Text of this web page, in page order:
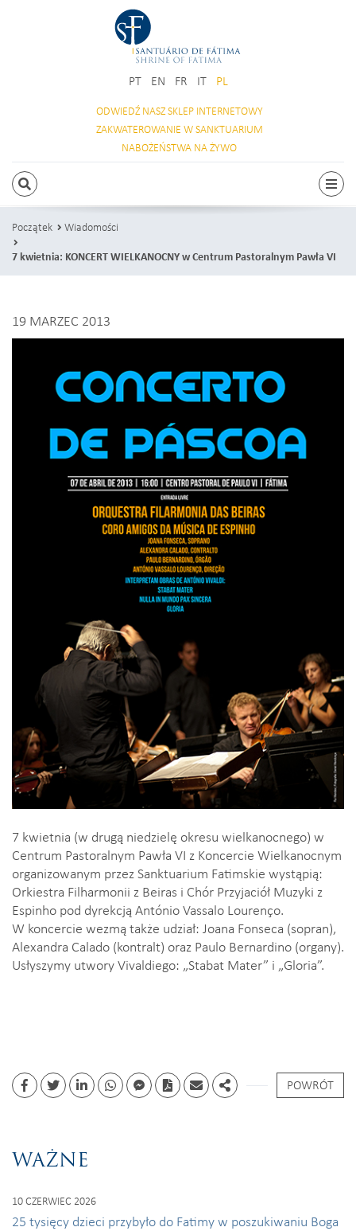
PT EN FR IT PL
ODWIEDŹ NASZSKLEP INTERNETOWY
ZAKWATEROWANIE W SANKTUARIUM
NABOŻEŃSTWA NA ŻYWO
SZUKAJ
Początek
Wiadomości
7 kwietnia: KONCERT WIELKANOCNY w Centrum Pastoralnym Pawła VI
19 MARZEC 2013
7 kwietnia (w drugą niedzielę okresu wielkanocnego) w
Centrum Pastoralnym Pawła VI z Koncercie Wielkanocnym
organizowanym przez Sanktuarium Fatimskie wystąpią:
Orkiestra Filharmonii z Beiras i Chór Przyjaciół Muzyki z
Espinho pod dyrekcją António Vassalo Lourenço.
W koncercie wezmą także udział: Joana Fonseca (sopran),
Alexandra Calado (kontralt) oraz Paulo Bernardino (organy).
Usłyszymy utwory Vivaldiego: „Stabat Mater” i „Gloria”.
FacebookTwitterLinkedinwhatsappfacebook messenger
PDF EmailShare
POWRÓT
WAŻNE
10 CZERWIEC 2026
25 tysięcy dzieci przybyło do Fatimy w poszukiwaniu Boga